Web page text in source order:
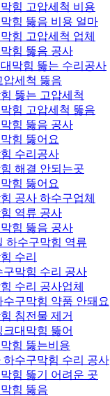
힘 고압세척 비용
힘 뚫음 비용 얼마
힘 고압세척 업체
힘 뚫음 공사
막힘 뚫는 수리공사
압세척 뚫음
뚫는 고압세척
힘 고압세척 뚫음
힘 뚫음 공사
힘 뚫어요
수리공사
해결 안되는곳
힘 뚫어요
공사 하수구업체
역류 공사
힘 뚫음 공사
하수구막힘 역류
수리
막힘 수리 공사
수리 공사업체
구막힘 약품 안돼요
침전물 제거
대막힘 뚫어
힘 뚫는비용
수구막힘 수리 공사
힘 뚫기 어려운 곳
힘 뚫음